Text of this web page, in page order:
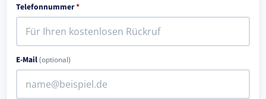
Telefonnummer*
E-Mail(optional)